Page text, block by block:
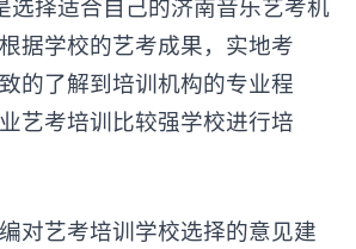
择适合自己的济南音乐艺考机
据学校的艺考成果，实地考
的了解到培训机构的专业程
艺考培训比较强学校进行培
艺考培训学校选择的意见建